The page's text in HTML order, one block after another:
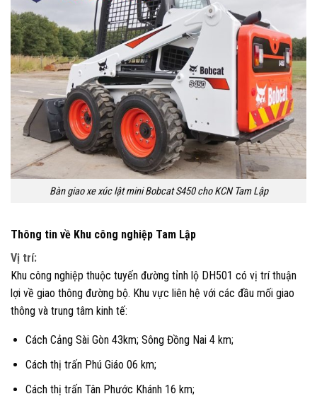
Bàn giao xe xúc lật mini Bobcat S450 cho KCN Tam Lập
Thông tin về Khu công nghiệp Tam Lập
Vị trí:
Khu công nghiệp thuộc tuyến đường tỉnh lộ DH501 có vị trí thuận
lợi về giao thông đường bộ. Khu vực liên hệ với các đầu mối giao
thông và trung tâm kinh tế:
Cách Cảng Sài Gòn 43km; Sông Đồng Nai 4 km;
Cách thị trấn Phú Giáo 06 km;
Cách thị trấn Tân Phước Khánh 16 km;